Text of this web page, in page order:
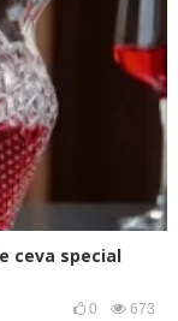
ceva special
0 673